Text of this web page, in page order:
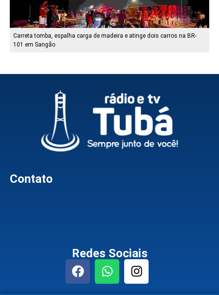
Carreta tomba, espalha carga de madeira e atinge dois carros na BR-
101 em Sangão
Contato
Redes Sociais